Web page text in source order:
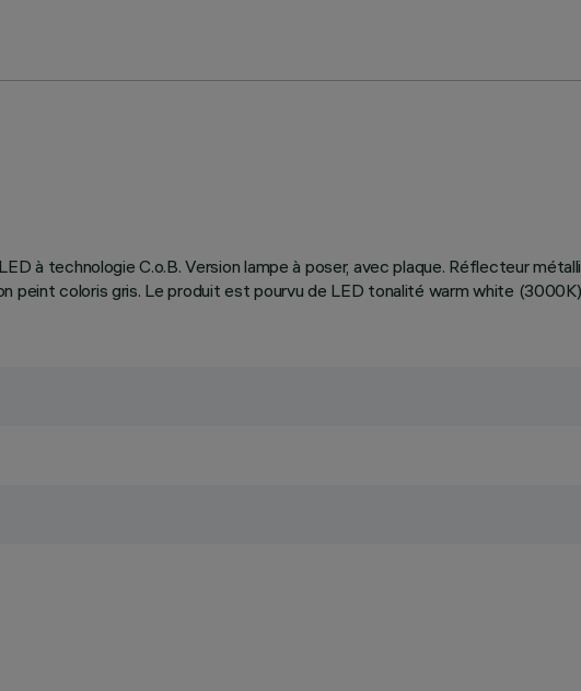
à technologie C.o.B. Version lampe à poser, avec plaque. Réflecteur
peint coloris gris. Le produit est pourvu de LED tonalité warm white